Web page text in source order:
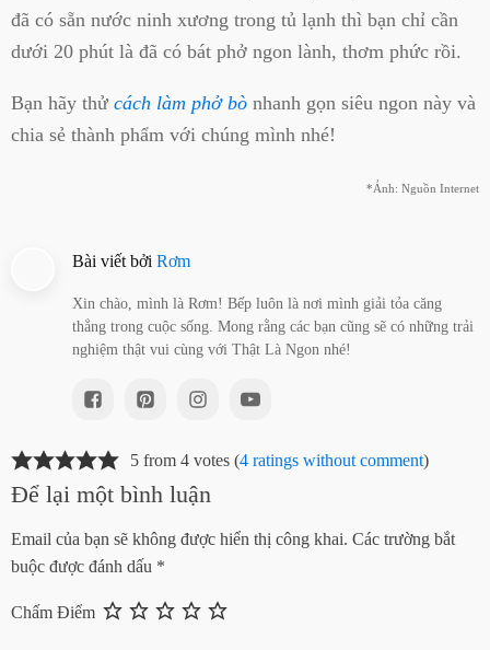
đã có sẵn nước ninh xương trong tủ lạnh thì bạn chỉ cần
dưới 20 phút là đã có bát phở ngon lành, thơm phức rồi.
Bạn hãy thử cách làm phở bò nhanh gọn siêu ngon này và
chia sẻ thành phẩm với chúng mình nhé!
*Ảnh: Nguồn Internet
Bài viết bởi Rơm
Xin chào, mình là Rơm! Bếp luôn là nơi mình giải tỏa căng
thẳng trong cuộc sống. Mong rằng các bạn cũng sẽ có những trải
nghiệm thật vui cùng với Thật Là Ngon nhé!
5 from 4 votes (4 ratings without comment)
Để lại một bình luận
Email của bạn sẽ không được hiển thị công khai. Các trường bắt
buộc được đánh dấu *
Chấm Điểm